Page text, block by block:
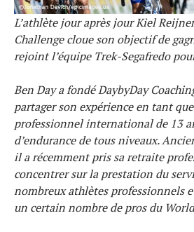
L’athlète jour après jour Kiel
Challenge cloue son objectif de
rejoint l’équipe Trek-Segafredo
Ben Day a fondé DaybyDay
partager son expérience en tant
professionnel international de 13
d’endurance de tous niveaux.
il a récemment pris sa retraite
concentrer sur la prestation du
nombreux athlètes professionnels
un certain nombre de pros du